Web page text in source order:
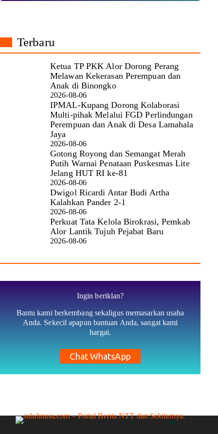
Terbaru
Ketua TP PKK Alor Dorong Perang
Melawan Kekerasan Perempuan dan
Anak di Binongko
2026-08-06
IPMAL-Kupang Dorong Kolaborasi
Multi-pihak Melalui FGD Perlindungan
Perempuan dan Anak di Desa Lamahala
Jaya
2026-08-06
Gotong Royong dan Semangat Merah
Putih Warnai Penataan Puskesmas Lite
Jelang HUT RI ke-81
2026-08-06
Dwigol Ricardi Antar Budi Artha
Kalahkan Pander 2-1
2026-08-06
Perkuat Tata Kelola Birokrasi, Pemkab
Alor Lantik Tujuh Pejabat Baru
2026-08-06
Ingin beriklan?
Bantu kami berkembang sekaligus memasarkan usaha
Anda. Sekecil apapun bantuan Anda, sangat kami
hargai.
Chat WhatsApp